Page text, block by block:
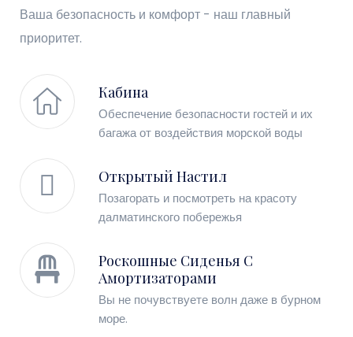
Ваша безопасность и комфорт - наш главный
приоритет.
Кабина
Обеспечение безопасности гостей и их
багажа от воздействия морской воды
Открытый Настил
Позагорать и посмотреть на красоту
далматинского побережья
Роскошные Сиденья С
Амортизаторами
Вы не почувствуете волн даже в бурном
море.